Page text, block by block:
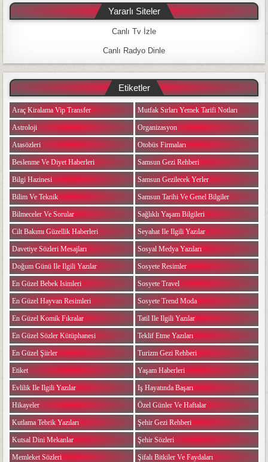
Yararlı Siteler
Canlı Tv İzle
Canlı Radyo Dinle
Etiketler
Araç Kiralama Vip Transfer
Astroloji
Atasözleri
Beslenme Ve Diyet Haberleri
Bilgi Hazinesi
Bilim Ve Teknik
Bilmeceler Ve Sorular
Cilt Bakımı Güzellik Haberleri
Davetiye Sözleri Mesajları
Doğum Günü Ile Ilgili Yazılar
En Güzel Bebek Isimleri
En Güzel Hayvan Resimleri
En Güzel Komik Fıkralar
En Güzel Sözler Kütüphanesi
En Güzel Şiirler
Etiket
Evlilik Ile Ilgili Yazılar
Hikayeler
Kutlama Tebrik Yazıları
Kutsal Dini Mekanlar
Memleket Sözleri
Mutfak Sırları Yemek Tarifi Notları
Organizasyon
Otobüs Firmaları
Samsun Gezi Rehberi
Samsun Gezilecek Yerler
Samsun Tarihi Ve Genel Bilgiler
Sağlıklı Yaşam Bilgileri
Seyahat Ile Ilgili Yazılar
Sosyal Medya Yazıları
Sosyete Resimler
Sosyete Travel
Sosyete Trend Moda
Tatil Ile Ilgili Yazılar
Teklif Etme Yazıları
Turizm Gezi Rehberi
Yaşam Haberleri
Iş Hayatında Başarı
Özel Günler Ve Haftalar
Şehir Gezi Rehberi
Şehir Sözleri
Şifalı Bitkiler Ve Faydaları